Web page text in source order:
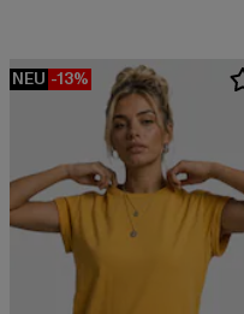
NEU -13%